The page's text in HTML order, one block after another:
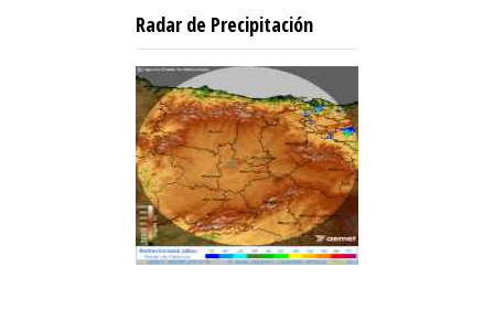
Radar de Precipitación